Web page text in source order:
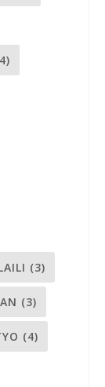
(3)
(3)
(4)